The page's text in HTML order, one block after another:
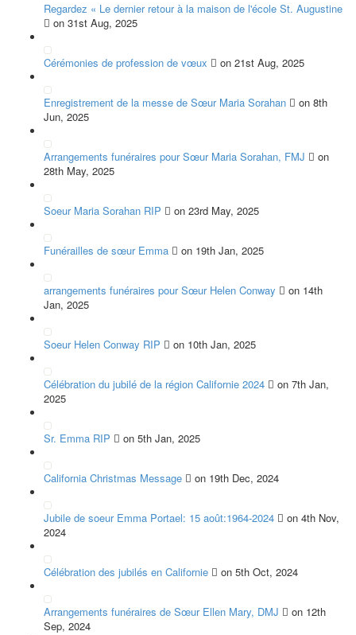
Regardez « Le dernier retour à la maison de l'école St. Augustine
on 31st Aug, 2025
Cérémonies de profession de vœux on 21st Aug, 2025
Enregistrement de la messe de Sœur Maria Sorahan
on 8th
Jun, 2025
Arrangements funéraires pour Sœur Maria Sorahan, FMJ
on
28th May, 2025
Soeur Maria Sorahan RIP on 23rd May, 2025
Funérailles de sœur Emma on 19th Jan, 2025
arrangements funéraires pour Sœur Helen Conway
on 14th
Jan, 2025
Soeur Helen Conway RIP on 10th Jan, 2025
Célébration du jubilé de la région Californie 2024
on 7th Jan,
2025
Sr. Emma RIP on 5th Jan, 2025
California Christmas Message on 19th Dec, 2024
Jubile de soeur Emma Portael: 15 août:1964-2024
on 4th Nov,
2024
Célébration des jubilés en Californie on 5th Oct, 2024
Arrangements funéraires de Sœur Ellen Mary, DMJ
on 12th
Sep, 2024